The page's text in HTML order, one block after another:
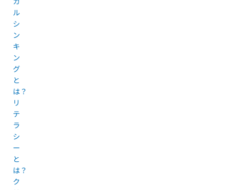
ル
シ
ン
キ
ン
グ
と
は？
リ
テ
ラ
シ
ー
と
は？
ク